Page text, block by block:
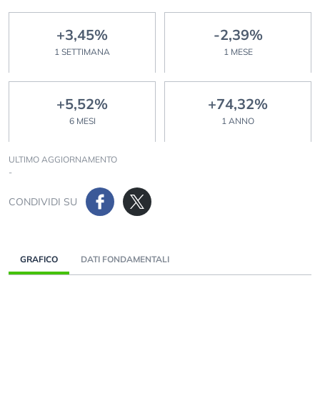
+3,45%
1 SETTIMANA
-2,39%
1 MESE
+5,52%
6 MESI
+74,32%
1 ANNO
ULTIMO AGGIORNAMENTO
-
CONDIVIDI SU
GRAFICO DATI FONDAMENTALI